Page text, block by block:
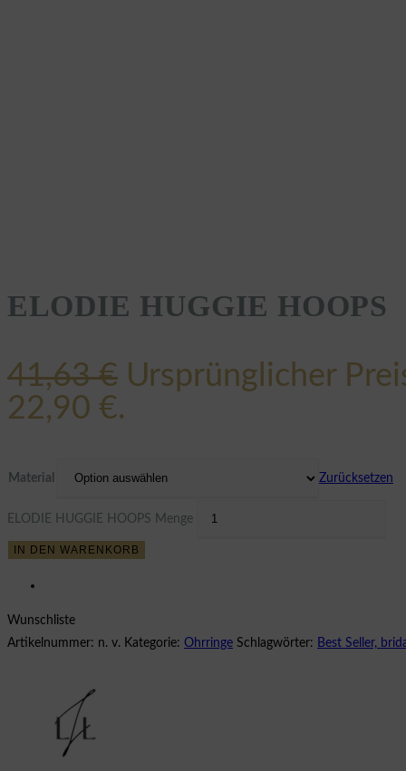
ELODIE HUGGIE HOOPS
41,63€ Ursprünglicher
22,90 €.
Material Zurücksetzen
ELODIE HUGGIE HOOPS Menge
IN DEN WARENKORB
Wunschliste
Artikelnummer: n. v. Kategorie: Ohrringe Schlagwörter: Best Seller,